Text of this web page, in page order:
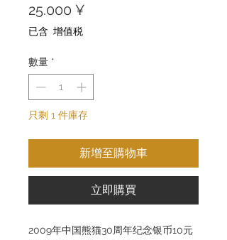
25.000 ¥
已含 增值税
數量 *
只剩 1 件庫存
新增至購物車
立即購買
2009年中国熊猫30周年纪念银币10元